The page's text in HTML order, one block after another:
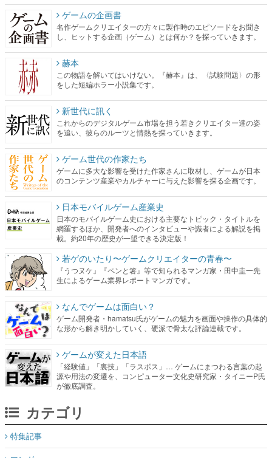
ゲームの企画書
名作ゲームクリエイターの方々に製作時のエピソードをお聞き
し、ヒットする企画（ゲーム）とは何か？を探っていきます。
赫本
この物語を解いてはいけない。『赫本』は、〈試験問題〉の形
をした短編ホラー小説集です。
新世代に訊く
これからのデジタルゲーム市場を担う若きクリエイター達の姿
を追い、彼らのルーツと情熱を探っていきます。
ゲーム世代の作家たち
ゲームに多大な影響を受けた作家さんに取材し、ゲームが日本
のコンテンツ産業やカルチャーに与えた影響を探る企画です。
日本モバイルゲーム産業史
日本のモバイルゲーム史における主要なトピック・タイトルを
網羅するほか、開発者へのインタビューや識者による解説を掲
載。約20年の歴史が一望できる決定版！
若ゲのいたり〜ゲームクリエイターの青春〜
『うつヌケ』『ペンと箸』等で知られるマンガ家・田中圭一先
生によるゲーム業界レポートマンガです。
なんでゲームは面白い？
ゲーム開発者・hamatsu氏がゲームの魅力を画面や操作の具体的
な形から解き明かしていく、硬派で骨太な評論連載です。
ゲームが変えた日本語
「経験値」「裏技」「ラスボス」… ゲームにまつわる言葉の起
源や用法の変遷を、コンピューター文化史研究家・タイニーP氏
が徹底調査。
カテゴリ
特集記事